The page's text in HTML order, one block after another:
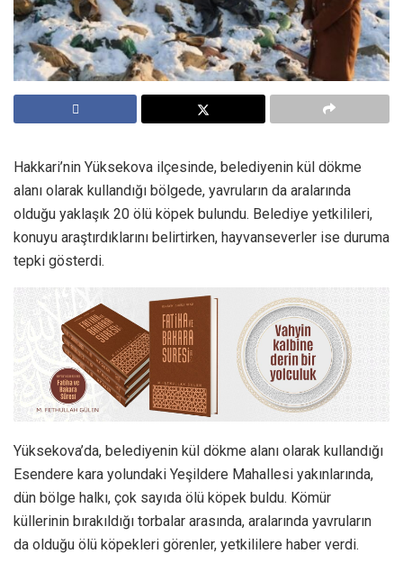
Hakkari’nin Yüksekova ilçesinde, belediyenin kül dökme
alanı olarak kullandığı bölgede, yavruların da aralarında
olduğu yaklaşık 20 ölü köpek bulundu. Belediye yetkilileri,
konuyu araştırdıklarını belirtirken, hayvanseverler ise duruma
tepki gösterdi.
Yüksekova’da, belediyenin kül dökme alanı olarak kullandığı
Esendere kara yolundaki Yeşildere Mahallesi yakınlarında,
dün bölge halkı, çok sayıda ölü köpek buldu. Kömür
küllerinin bırakıldığı torbalar arasında, aralarında yavruların
da olduğu ölü köpekleri görenler, yetkililere haber verdi.